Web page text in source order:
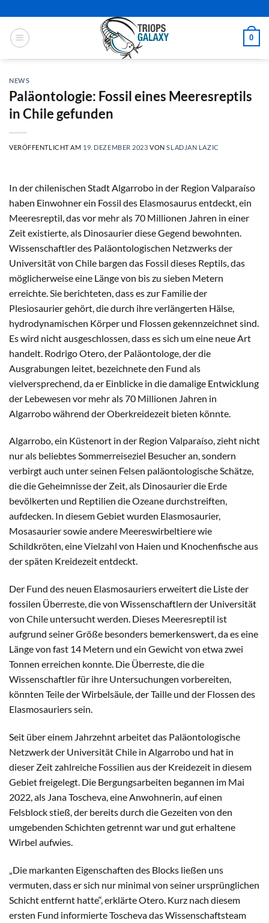
springen
0
NEWS
Paläontologie: Fossil eines Meeresreptils
in Chile gefunden
VERÖFFENTLICHT AM 19. DEZEMBER 2023 VONSLADJAN LAZIC
In der chilenischen Stadt Algarrobo in der Region Valparaíso
haben Einwohner ein Fossil des Elasmosaurus entdeckt, ein
Meeresreptil, das vor mehr als 70 Millionen Jahren in einer
Zeit existierte, als Dinosaurier diese Gegend bewohnten.
Wissenschaftler des Paläontologischen Netzwerks der
Universität von Chile bargen das Fossil dieses Reptils, das
möglicherweise eine Länge von bis zu sieben Metern
erreichte. Sie berichteten, dass es zur Familie der
Plesiosaurier gehört, die durch ihre verlängerten Hälse,
hydrodynamischen Körper und Flossen gekennzeichnet sind.
Es wird nicht ausgeschlossen, dass es sich um eine neue Art
handelt. Rodrigo Otero, der Paläontologe, der die
Ausgrabungen leitet, bezeichnete den Fund als
vielversprechend, da er Einblicke in die damalige Entwicklung
der Lebewesen vor mehr als 70 Millionen Jahren in
Algarrobo während der Oberkreidezeit bieten könnte.
Algarrobo, ein Küstenort in der Region Valparaíso, zieht nicht
nur als beliebtes Sommerreiseziel Besucher an, sondern
verbirgt auch unter seinen Felsen paläontologische Schätze,
die die Geheimnisse der Zeit, als Dinosaurier die Erde
bevölkerten und Reptilien die Ozeane durchstreiften,
aufdecken. In diesem Gebiet wurden Elasmosaurier,
Mosasaurier sowie andere Meereswirbeltiere wie
Schildkröten, eine Vielzahl von Haien und Knochenfische aus
der späten Kreidezeit entdeckt.
Der Fund des neuen Elasmosauriers erweitert die Liste der
fossilen Überreste, die von Wissenschaftlern der Universität
von Chile untersucht werden. Dieses Meeresreptil ist
aufgrund seiner Größe besonders bemerkenswert, da es eine
Länge von fast 14 Metern und ein Gewicht von etwa zwei
Tonnen erreichen konnte. Die Überreste, die die
Wissenschaftler für ihre Untersuchungen vorbereiten,
könnten Teile der Wirbelsäule, der Taille und der Flossen des
Elasmosauriers sein.
Seit über einem Jahrzehnt arbeitet das Paläontologische
Netzwerk der Universität Chile in Algarrobo und hat in
dieser Zeit zahlreiche Fossilien aus der Kreidezeit in diesem
Gebiet freigelegt. Die Bergungsarbeiten begannen im Mai
2022, als Jana Toscheva, eine Anwohnerin, auf einen
Felsblock stieß, der bereits durch die Gezeiten von den
umgebenden Schichten getrennt war und gut erhaltene
Wirbel aufwies.
„Die markanten Eigenschaften des Blocks ließen uns
vermuten, dass er sich nur minimal von seiner ursprünglichen
Schicht entfernt hatte“, erklärte Otero. Kurz nach diesem
ersten Fund informierte Toscheva das Wissenschaftsteam